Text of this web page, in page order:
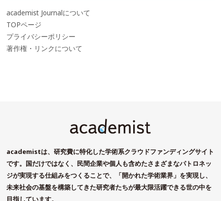
academist Journalについて
TOPページ
プライバシーポリシー
著作権・リンクについて
academistは、研究費に特化した学術系クラウドファンディングサイト
です。国だけではなく、民間企業や個人も含めたさまざまなパトロネッ
ジが実現する仕組みをつくることで、「開かれた学術業界」を実現し、
未来社会の基盤を構築してきた研究者たちが最大限活躍できる世の中を
目指しています。